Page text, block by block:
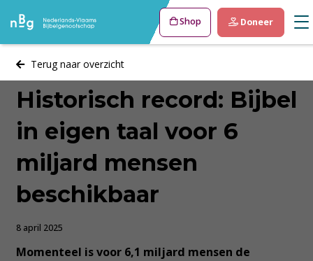
Shop Doneer
Terug naar overzicht
Historisch record: Bijbel
in eigen taal voor 6
miljard mensen
beschikbaar
8 april 2025
Momenteel is voor 6,1 miljard mensen de